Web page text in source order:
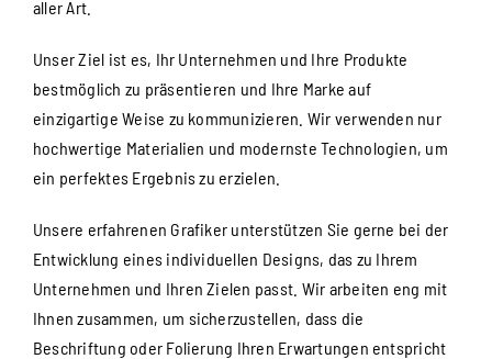
aller Art.
Unser Ziel ist es, Ihr Unternehmen und Ihre Produkte
bestmöglich zu präsentieren und Ihre Marke auf
einzigartige Weise zu kommunizieren. Wir verwenden nur
hochwertige Materialien und modernste Technologien, um
ein perfektes Ergebnis zu erzielen.
Unsere erfahrenen Grafiker unterstützen Sie gerne bei der
Entwicklung eines individuellen Designs, das zu Ihrem
Unternehmen und Ihren Zielen passt. Wir arbeiten eng mit
Ihnen zusammen, um sicherzustellen, dass die
Beschriftung oder Folierung Ihren Erwartungen entspricht